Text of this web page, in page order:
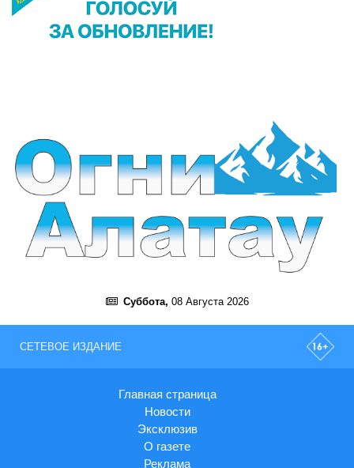
Суббота, 08 Августа 2026
СЕТЕВОЕ ИЗДАНИЕ
Главная страница
Новости
Эксклюзив
О газете
Реклама